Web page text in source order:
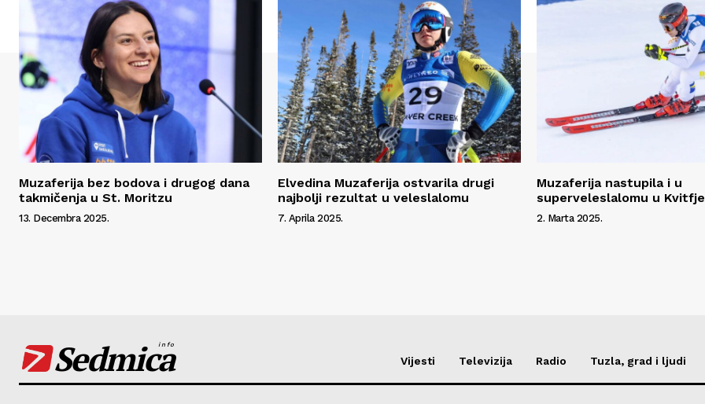
Muzaferija bez bodova i drugog dana
takmičenja u St. Moritzu
13. Decembra 2025.
Elvedina Muzaferija ostvarila drugi
najbolji rezultat u veleslalomu
7. Aprila 2025.
Muzaferija nastupila i u
superveleslalomu u
2. Marta 2025.
Sedmica
info
Vijesti Televizija Radio Tuzla, grad i ljudi